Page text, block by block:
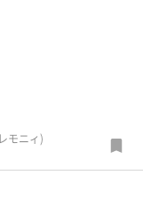
モニィ)